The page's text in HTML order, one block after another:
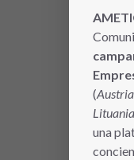
(
una